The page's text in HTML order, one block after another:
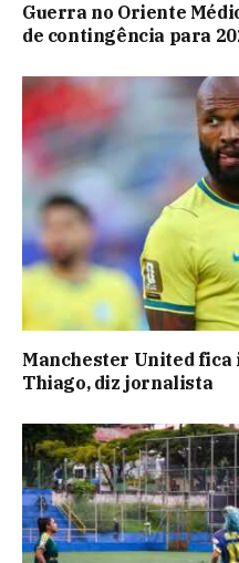
Guerra no Oriente
de contingência para
Manchester United
Thiago, diz jornalista